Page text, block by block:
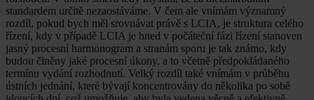
standardem určitě nezaostáváme. V čem ale vnímám významný
rozdíl, pokud bych měl srovnávat právě s LCIA, je struktura celého
řízení, kdy v případě LCIA je hned v počáteční fázi řízení stanoven
jasný procesní harmonogram a stranám sporu je tak známo, kdy
budou činěny jaké procesní úkony, a to včetně předpokládaného
termínu vydání rozhodnutí. Velký rozdíl také vnímám v průběhu
ústních jednání, které bývají koncentrovány do několika po sobě